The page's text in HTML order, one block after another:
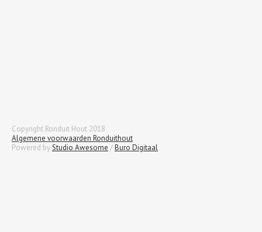
Copyright Ronduit Hout 2018
Algemene voorwaarden Ronduithout
Powered byStudio Awesome /Buro Digitaal